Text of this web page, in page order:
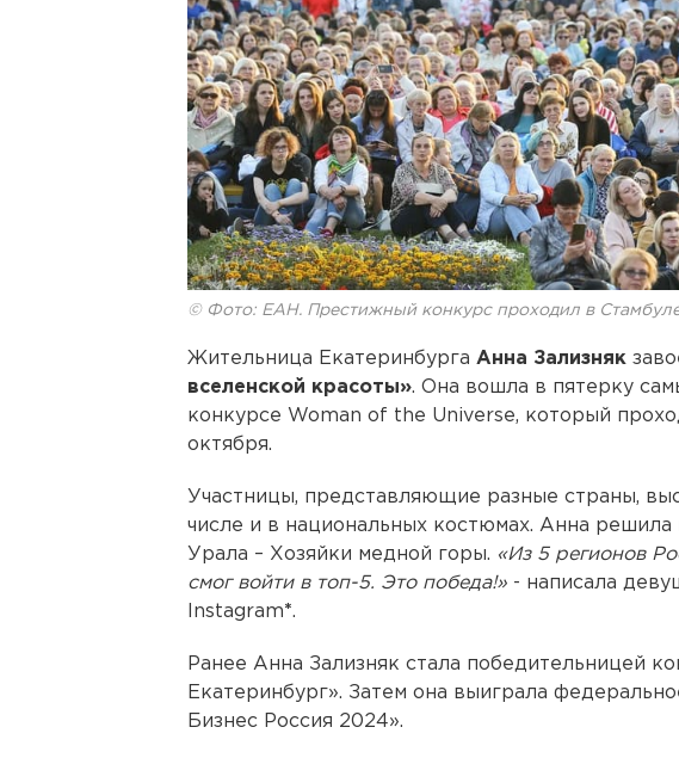
© Фото: ЕАН. Престижный конкурс проходил в
Жительница Екатеринбурга Анна Зализняк
вселенской красоты». Она вошла в пятерку
конкурсе Woman of the Universe, который
октября.
Участницы, представляющие разные страны,
числе и в национальных костюмах. Анна решила
Урала – Хозяйки медной горы. «Из 5 регионов
смог войти в топ-5. Это победа!» - написала
Instagram*.
Ранее Анна Зализняк стала победительницей
Екатеринбург». Затем она выиграла
Бизнес Россия 2024».